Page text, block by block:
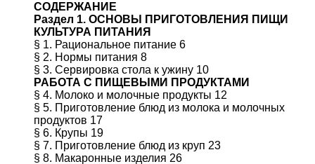
СОДЕРЖАНИЕ
Раздел 1. ОСНОВЫ ПРИГОТОВЛЕНИЯ ПИЩИ
КУЛЬТУРА ПИТАНИЯ
§ 1. Рациональное питание 6
§ 2. Нормы питания 8
§ 3. Сервировка стола к ужину 10
РАБОТА С ПИЩЕВЫМИ ПРОДУКТАМИ
§ 4. Молоко и молочные продукты 12
§ 5. Приготовление блюд из молока и молочных
продуктов 17
§ 6. Крупы 19
§ 7. Приготовление блюд из круп 23
§ 8. Макаронные изделия 26